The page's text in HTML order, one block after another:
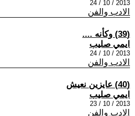
2013 / 10 / 24
الادب والفن
(39) وكأنه ....
ايمي صليب
2013 / 10 / 24
الادب والفن
(40) عايزين نعيش
ايمي صليب
2013 / 10 / 23
الادب والفن